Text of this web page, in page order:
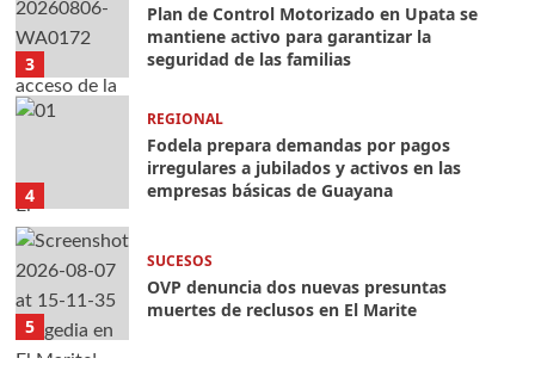
3
Plan de Control Motorizado en Upata se
mantiene activo para garantizar la
seguridad de las familias
4
REGIONAL
Fodela prepara demandas por pagos
irregulares a jubilados y activos en las
empresas básicas de Guayana
5
SUCESOS
OVP denuncia dos nuevas presuntas
muertes de reclusos en El Marite